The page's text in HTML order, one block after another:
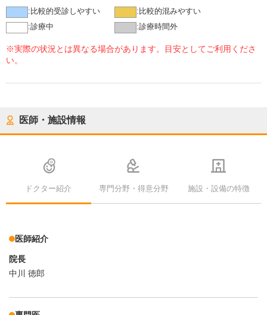
: 比較的受診しやすい : 比較的混みやすい
:診療中 :診療時間外
※実際の状況とは異なる場合があります。目安としてご利用くださ
い。
医師・施設情報
ドクター紹介 専門分野・得意分野 施設・設備の特徴
医師紹介
院長
中川 徳郎